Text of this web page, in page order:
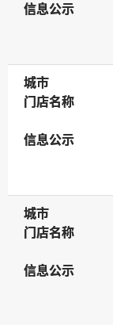
信息公示
信息公示
城市
城市
门店名称
门店名称
信息公示
信息公示
城市
城市
门店名称
门店名称
信息公示
信息公示